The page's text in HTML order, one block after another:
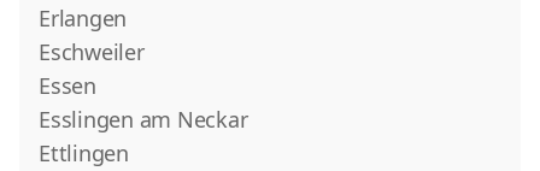
Erlangen
Eschweiler
Essen
Esslingen am Neckar
Ettlingen